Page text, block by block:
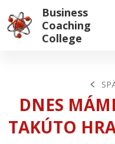
Business
Coaching
College
DNES
TAKÚTO